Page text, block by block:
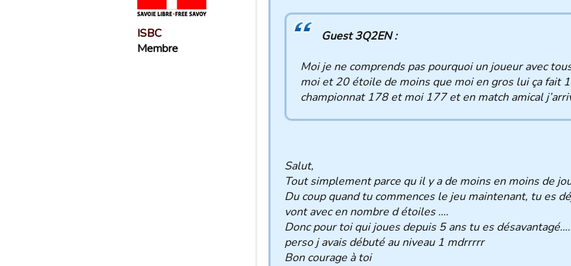
ISBC
Membre
Guest 3Q2EN :
Moi je ne comprends pas pourquoi un joueur avec
moi et 20 étoile de moins que moi en gros lui ça fait
championnat 178 et moi 177 et en match amical
Salut,
Tout simplement parce qu il y a de moins en moins de
Du coup quand tu commences le jeu maintenant, tu es
vont avec en nombre d étoiles ….
Donc pour toi qui joues depuis 5 ans tu es
perso j avais débuté au niveau 1 mdrrrrr
Bon courage à toi